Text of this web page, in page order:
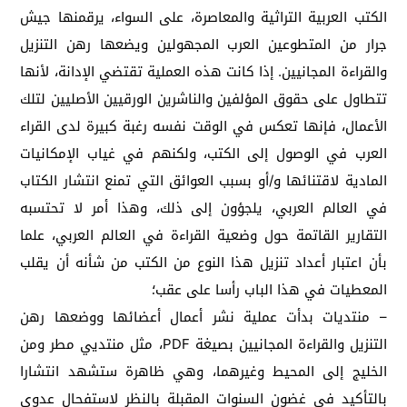
الكتب العربية التراثية والمعاصرة، على السواء، يرقمنها جيش
جرار من المتطوعين العرب المجهولين ويضعها رهن التنزيل
والقراءة المجانيين. إذا كانت هذه العملية تقتضي الإدانة، لأنها
تتطاول على حقوق المؤلفين والناشرين الورقيين الأصليين لتلك
الأعمال، فإنها تعكس في الوقت نفسه رغبة كبيرة لدى القراء
العرب في الوصول إلى الكتب، ولكنهم في غياب الإمكانيات
المادية لاقتنائها و/أو بسبب العوائق التي تمنع انتشار الكتاب
في العالم العربي، يلجؤون إلى ذلك، وهذا أمر لا تحتسبه
التقارير القاتمة حول وضعية القراءة في العالم العربي، علما
بأن اعتبار أعداد تنزيل هذا النوع من الكتب من شأنه أن يقلب
المعطيات في هذا الباب رأسا على عقب؛
– منتديات بدأت عملية نشر أعمال أعضائها ووضعها رهن
التنزيل والقراءة المجانيين بصيغة PDF، مثل منتديي مطر ومن
الخليج إلى المحيط وغيرهما، وهي ظاهرة ستشهد انتشارا
بالتأكيد في غضون السنوات المقبلة بالنظر لاستفحال عدوى